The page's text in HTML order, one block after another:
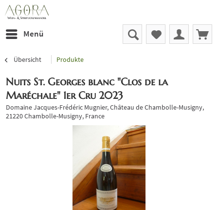
Menü
Übersicht Produkte
Nuits St. Georges blanc "Clos de la
Maréchale" 1er Cru 2023
Domaine Jacques-Frédéric Mugnier, Château de Chambolle-Musigny,
21220 Chambolle-Musigny, France